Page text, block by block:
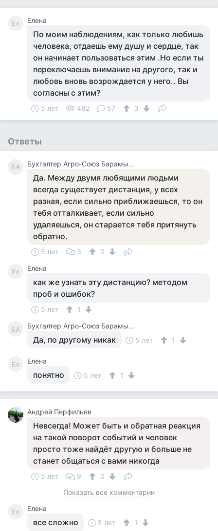
Ел Елена
По моим наблюдениям, как только любишь
человека, отдаешь ему душу и сердце, так
он начинает пользоваться этим .Но если ты
переключаешь внимание на другого, так и
любовь вновь возрождается у него.. Вы
согласны с этим?
5 лет 482 57 3
Ответы
БА Бухгалтер Агро-Союз Барамыкина
Да. Между двумя любящими людьми
всегда существует дистанция, у всех
разная, если сильно приближаешься, то он
тебя отталкивает, если сильно
удаляешься, он старается тебя притянуть
обратно.
5 лет 3 0
Ел Елена
как же узнать эту дистанцию? методом
проб и ошибок?
5 лет 1
БА Бухгалтер Агро-Союз Барамыкина
Да, по другому никак 5 лет 1
Ел Елена
понятно 5 лет 1
Андрей Перфильев
Невсегда! Может быть и обратная реакция
на такой поворот событий и человек
просто тоже найдёт другую и больше не
станет общаться с вами никогда
5 лет 9
0
Показать все комментарии
Ел Елена
все сложно 5 лет 1